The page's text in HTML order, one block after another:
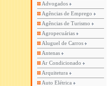
Advogados
Agências de Emprego
Agências de Turismo
Agropecuárias
Aluguel de Carros
Antenas
Ar Condicionado
Arquitetura
Auto Elétrica